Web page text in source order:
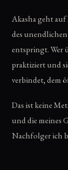
Akasha geht
des
entspringt. Wer
praktiziert und
verbindet, dem
Das ist keine
und die meines
Nachfolger ich